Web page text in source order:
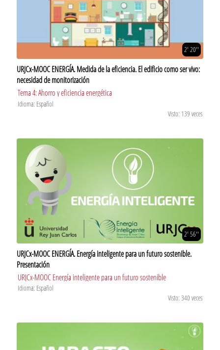
2' 20''
URJCx-MOOC ENERGÍA. Medida de la eficiencia. El edificio como ser vivo:
necesidad de monitorización
Tema 4: Ahorro y eficiencia energética
Idioma: Español
Visto: 139 veces
2' 56''
URJCx-MOOC ENERGÍA. Energía inteligente para un futuro sostenible.
Presentación
URJCx-MOOC Energía inteligente para un futuro sostenible
Idioma: Español
Visto: 340 veces